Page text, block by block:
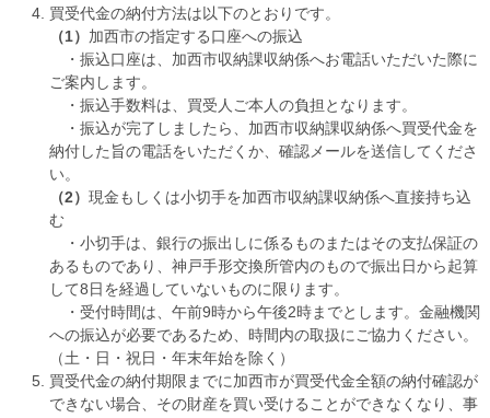
買受代金の納付方法は以下のとおりです。
（1） 加西市の指定する口座への振込
・振込口座は、加西市収納課収納係へお電話いただいた際に
ご案内します。
・振込手数料は、買受人ご本人の負担となります。
・振込が完了しましたら、加西市収納課収納係へ買受代金を
納付した旨の電話をいただくか、確認メールを送信してくださ
い。
（2） 現金もしくは小切手を加西市収納課収納係へ直接持ち込
む
・小切手は、銀行の振出しに係るものまたはその支払保証の
あるものであり、神戸手形交換所管内のもので振出日から起算
して8日を経過していないものに限ります。
・受付時間は、午前9時から午後2時までとします。金融機関
への振込が必要であるため、時間内の取扱にご協力ください。
（土・日・祝日・年末年始を除く）
買受代金の納付期限までに加西市が買受代金全額の納付確認が
できない場合、その財産を買い受けることができなくなり、事